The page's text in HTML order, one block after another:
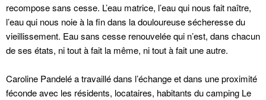
recompose sans cesse. L’eau matrice, l’eau qui nous fait naître,
l’eau qui nous noie à la fin dans la douloureuse sécheresse du
vieillissement. Eau sans cesse renouvelée qui n’est, dans chacun
de ses états, ni tout à fait la même, ni tout à fait une autre.
Caroline Pandelé a travaillé dans l’échange et dans une proximité
féconde avec les résidents, locataires, habitants du camping Le